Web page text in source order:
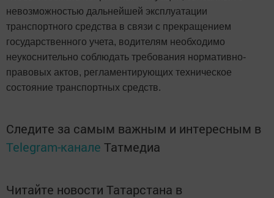
невозможностью дальнейшей эксплуатации
транспортного средства в связи с прекращением
государственного учета, водителям необходимо
неукоснительно соблюдать требования нормативно-
правовых актов, регламентирующих техническое
состояние транспортных средств.
Следите за самым важным и интересным в
Telegram-канале Татмедиа
Читайте новости Татарстана в